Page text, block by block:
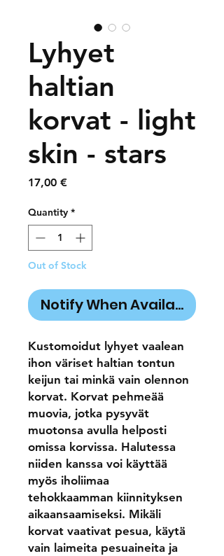
Lyhyet
haltian
korvat - light
skin - stars
17,00 €Price
Quantity *
Out of Stock
Notify When Available
Kustomoidut lyhyet vaalean
ihon väriset haltian tontun
keijun tai minkä vain olennon
korvat. Korvat pehmeää
muovia, jotka pysyvät
muotonsa avulla helposti
omissa korvissa. Halutessa
niiden kanssa voi käyttää
myös iholiimaa
tehokkaamman kiinnityksen
aikaansaamiseksi. Mikäli
korvat vaativat pesua, käytä
vain laimeita pesuaineita ja